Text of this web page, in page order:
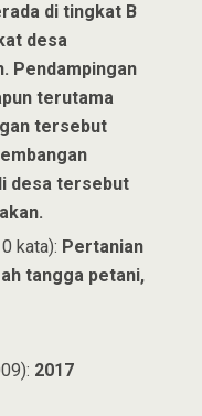
di tingkat B
desa
Pendampingan
terutama
tersebut
desa tersebut
kata): Pertanian
tangga petani,
2017